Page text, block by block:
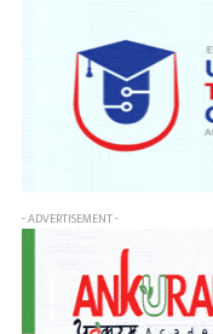
- ADVERTISEMENT -